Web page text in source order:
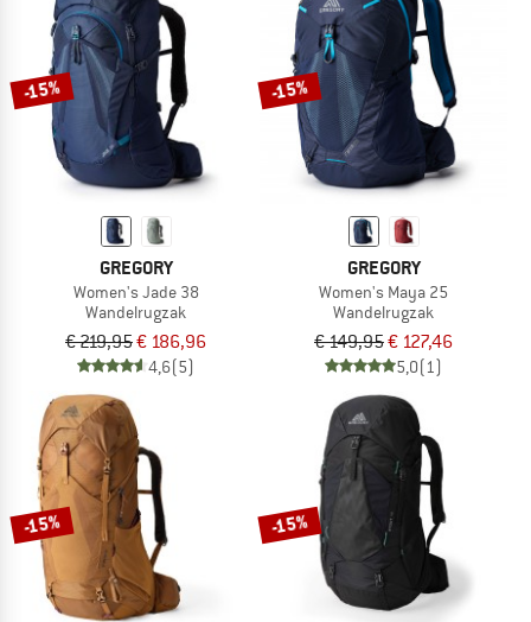
-15%
GREGORY
Women's Jade 38
Wandelrugzak
€ 219,95€ 186,96
4,6(5)
-15%
GREGORY
Women's Maya 25
Wandelrugzak
€ 149,95€ 127,46
5,0(1)
-15% -15%